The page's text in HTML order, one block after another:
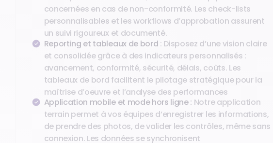
concernées en cas de non-conformité. Les check-lists
personnalisables et les workflows d’approbation assurent
un suivi rigoureux et documenté.
Reporting et tableaux de bord : Disposez d’une vision claire
et consolidée grâce à des indicateurs personnalisés :
avancement, conformité, sécurité, délais, coûts. Les
tableaux de bord facilitent le pilotage stratégique pour la
maîtrise d’oeuvre et l’analyse des performances
Application mobile et mode hors ligne : Notre application
terrain permet à vos équipes d’enregistrer les informations,
de prendre des photos, de valider les contrôles, même sans
connexion. Les données se synchronisent